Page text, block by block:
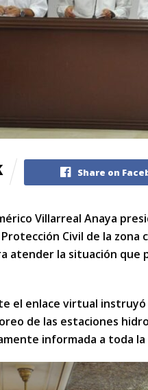
Share on
Villarreal Anaya
Civil de la
atender la situación
el enlace virtual
de las estaciones
informada a toda la